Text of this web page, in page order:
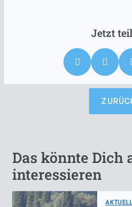
Das könnte Dich
interessieren